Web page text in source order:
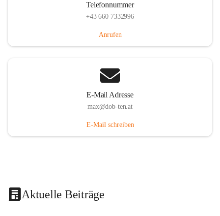
Telefonnummer
+43 660 7332996
Anrufen
E-Mail Adresse
max@dob-ten.at
E-Mail schreiben
Aktuelle Beiträge